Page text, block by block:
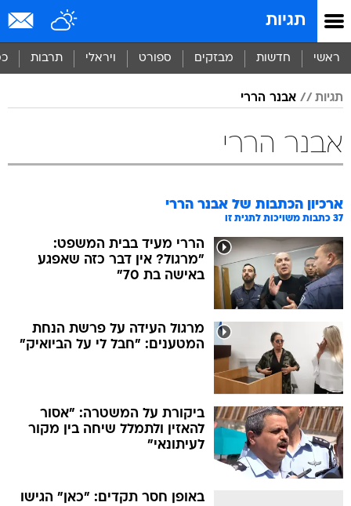
תגיות
ראשי חדשות מבזקים ספורט ויראלי תרבות
תגיות אבנר הררי
אבנר הררי
ארכיון הכתבות של אבנר הררי
37 כתבות משויכות לתגית זו
הררי מעיד בבית המשפט:
"מרגול? אין דבר כזה שאפגע
באישה בת 70"
מרגול העידה על פרשת הנחת
המטענים: "חבל לי על הביואיק"
ביקורת על המשטרה: "אסור
להאזין ולתמלל שיחה בין מקור
לעיתונאי"
באופן חסר תקדים: "כאן" הגישו